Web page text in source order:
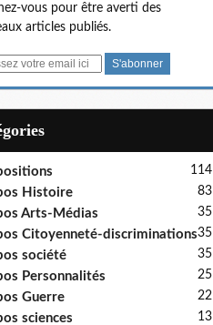
vous pour être averti des
articles publiés.
114
Histoire 83
Arts-Médias 35
Citoyenneté-discriminations35
société 35
Personnalités 25
Guerre 22
sciences 13